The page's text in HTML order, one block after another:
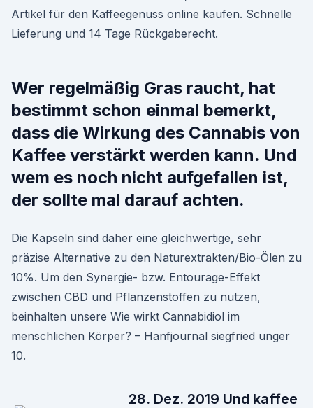
Artikel für den Kaffeegenuss online kaufen. Schnelle
Lieferung und 14 Tage Rückgaberecht.
Wer regelmäßig Gras raucht, hat
bestimmt schon einmal bemerkt,
dass die Wirkung des Cannabis von
Kaffee verstärkt werden kann. Und
wem es noch nicht aufgefallen ist,
der sollte mal darauf achten.
Die Kapseln sind daher eine gleichwertige, sehr
präzise Alternative zu den Naturextrakten/Bio-Ölen zu
10%. Um den Synergie- bzw. Entourage-Effekt
zwischen CBD und Pflanzenstoffen zu nutzen,
beinhalten unsere Wie wirkt Cannabidiol im
menschlichen Körper? – Hanfjournal siegfried unger
10.
28. Dez. 2019 Und kaffee